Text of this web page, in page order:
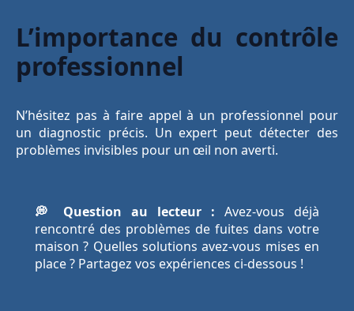
L’importance du contrôle
professionnel
N’hésitez pas à faire appel à un professionnel pour
un diagnostic précis. Un expert peut détecter des
problèmes invisibles pour un œil non averti.
💭 Question au lecteur : Avez-vous déjà
rencontré des problèmes de fuites dans votre
maison ? Quelles solutions avez-vous mises en
place ? Partagez vos expériences ci-dessous !